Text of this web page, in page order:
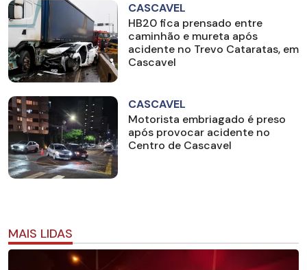
CASCAVEL
HB20 fica prensado entre
caminhão e mureta após
acidente no Trevo Cataratas, em
Cascavel
CASCAVEL
Motorista embriagado é preso
após provocar acidente no
Centro de Cascavel
MAIS LIDAS